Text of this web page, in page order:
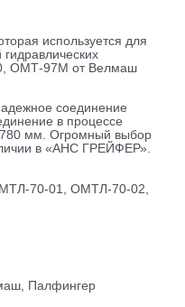
используется для
ОМТ-97М от Велмаш
соединение
в процессе
780 мм. Огромный выбор
в «АНС ГРЕЙФЕР».
70-01, ОМТЛ-70-02,
Палфингер